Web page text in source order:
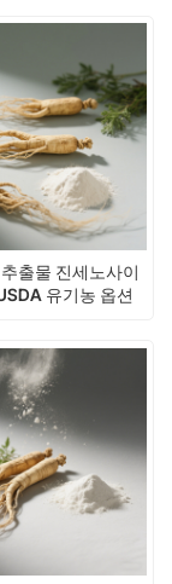
출물 진세노사이
유기농 옵션